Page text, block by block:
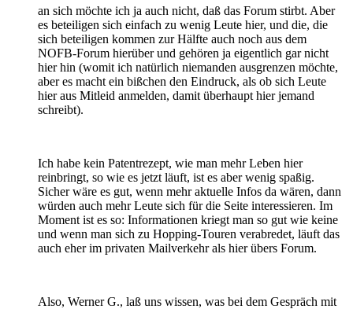
an sich möchte ich ja auch nicht, daß das Forum stirbt. Aber
es beteiligen sich einfach zu wenig Leute hier, und die, die
sich beteiligen kommen zur Hälfte auch noch aus dem
NOFB-Forum hierüber und gehören ja eigentlich gar nicht
hier hin (womit ich natürlich niemanden ausgrenzen möchte,
aber es macht ein bißchen den Eindruck, als ob sich Leute
hier aus Mitleid anmelden, damit überhaupt hier jemand
schreibt).
Ich habe kein Patentrezept, wie man mehr Leben hier
reinbringt, so wie es jetzt läuft, ist es aber wenig spaßig.
Sicher wäre es gut, wenn mehr aktuelle Infos da wären, dann
würden auch mehr Leute sich für die Seite interessieren. Im
Moment ist es so: Informationen kriegt man so gut wie keine
und wenn man sich zu Hopping-Touren verabredet, läuft das
auch eher im privaten Mailverkehr als hier übers Forum.
Also, Werner G., laß uns wissen, was bei dem Gespräch mit